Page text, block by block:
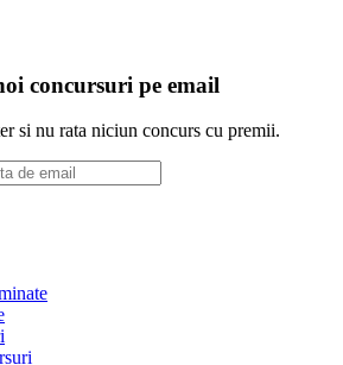
concursuri pe email
si nu rata niciun concurs cu premii.